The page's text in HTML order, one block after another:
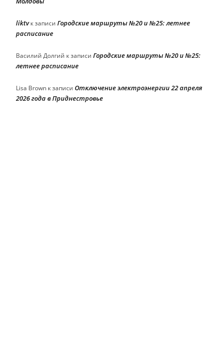
liktvк записи Городские маршруты №20 и №25: летнее
расписание
Василий Долгий к записи Городские маршруты №20 и №25:
летнее расписание
Lisa Brown к записи Отключение электроэнергии 22 апреля
2026 года в Приднестровье